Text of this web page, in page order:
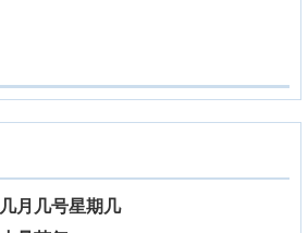
月几号星期几